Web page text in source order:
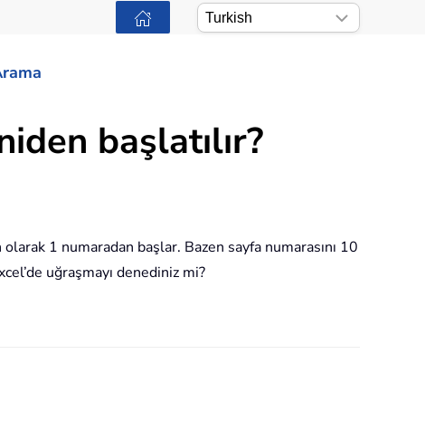
başlatılır?
1 numaradan başlar. Bazen sayfa numarasını 10
uğraşmayı denediniz mi?